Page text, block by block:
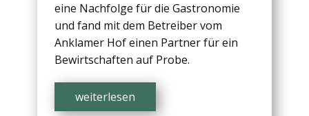
eine Nachfolge für die Gastronomie
und fand mit dem Betreiber vom
Anklamer Hof einen Partner für ein
Bewirtschaften auf Probe.
weiterlesen